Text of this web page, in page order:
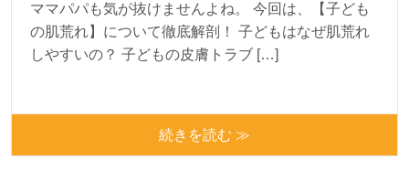
ママパパも気が抜けませんよね。 今回は、【子ども
の肌荒れ】について徹底解剖！ 子どもはなぜ肌荒れ
しやすいの？ 子どもの皮膚トラブ […]
続きを読む ≫